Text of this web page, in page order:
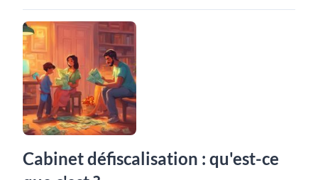
Cabinet défiscalisation : qu'est-ce